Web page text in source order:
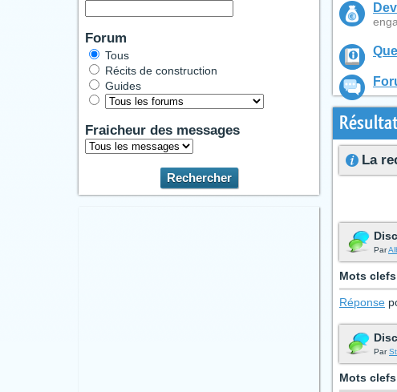
Forum
Tous
Récits de construction
Guides
Fraicheur des messages
La
Par
Mots
Réponse
Par
Mots